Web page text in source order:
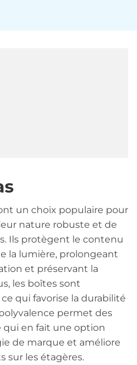
un choix populaire pour
nature robuste et de
Ils protègent le contenu
la lumière, prolongeant
et préservant la
les boîtes sont
qui favorise la durabilité
permet des
qui en fait une option
de marque et améliore
sur les étagères.